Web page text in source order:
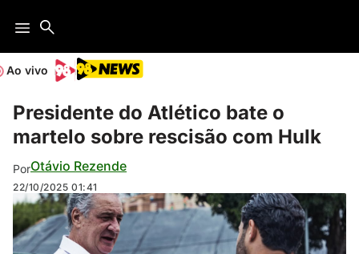
Ao vivo
Presidente do Atlético bate o
martelo sobre rescisão com Hulk
PorOtávio Rezende
22/10/2025 01:41